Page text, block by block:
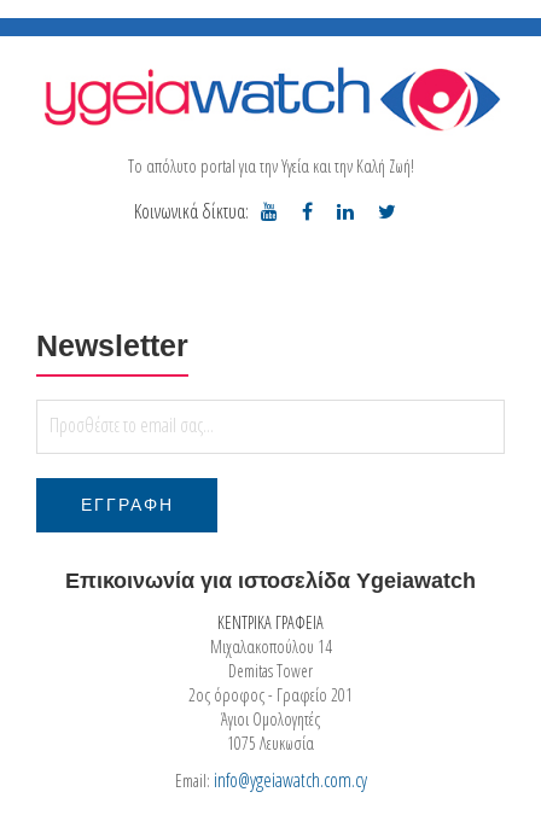
Το απόλυτο portal για την Υγεία και την Καλή Ζωή!
Κοινωνικά δίκτυα:
Newsletter
Επικοινωνία για ιστοσελίδα Ygeiawatch
ΚΕΝΤΡΙΚΑ ΓΡΑΦΕΙΑ
Μιχαλακοπούλου 14
Demitas Tower
2ος όροφος - Γραφείο 201
Άγιοι Ομολογητές
1075 Λευκωσία
Email: info@ygeiawatch.com.cy